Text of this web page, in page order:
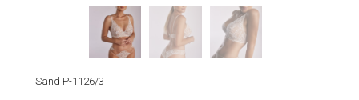
Sand P-1126/3